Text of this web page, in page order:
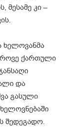
მესამე კი –
ქართული
და
გასული
შედეგადო.